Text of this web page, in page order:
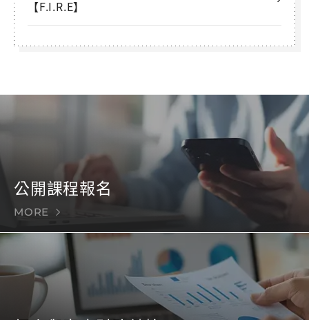
【F.I.R.E】
公開課程報名
MORE